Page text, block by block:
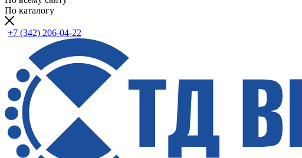
По каталогу
+7 (342) 206-04-22